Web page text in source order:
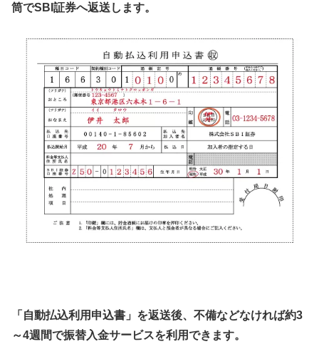
筒でSBI証券へ返送します。
「自動払込利用申込書」を返送後、不備などなければ約3
～4週間で振替入金サービスを利用できます。